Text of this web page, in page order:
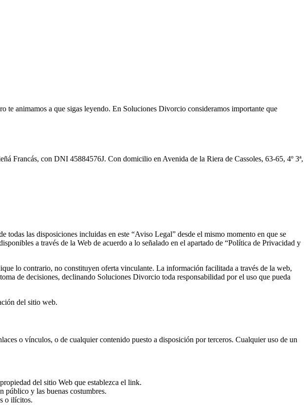
te animamos a que sigas leyendo. En Soluciones Divorcio consideramos importante que
Francás, con DNI 45884576J. Con domicilio en Avenida de la Riera de Cassoles, 63-65, 4º 3ª,
las disposiciones incluidas en este “Aviso Legal” desde el mismo momento en que se
a través de la Web de acuerdo a lo señalado en el apartado de “Política de Privacidad y
lo contrario, no constituyen oferta vinculante. La información facilitada a través de la web,
de decisiones, declinando Soluciones Divorcio toda responsabilidad por el uso que pueda
del sitio web.
o vínculos, o de cualquier contenido puesto a disposición por terceros. Cualquier uso de un
del sitio Web que establezca el link.
público y las buenas costumbres.
o ilícitos.